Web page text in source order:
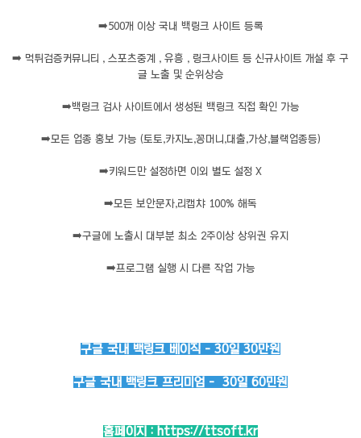
➡️500개 이상 국내 백링크 사이트 등록
➡️ 먹튀검증커뮤니티 , 스포츠중계 , 유흥 , 링크사이트 등 신규사이트 개설 후 구
글 노출 및 순위상승
➡️백링크 검사 사이트에서 생성된 백링크 직접 확인 가능
➡️모든 업종 홍보 가능 (토토,카지노,꽁머니,대출,가상,블랙업종등)
➡️키워드만 설정하면 이외 별도 설정 X
➡️모든 보안문자,리캡챠 100% 해독
➡️구글에 노출시 대부분 최소 2주이상 상위권 유지
➡️프로그램 실행 시 다른 작업 가능
구글 국내 백링크 베이직 - 30일 30만원
구글 국내 백링크 프리미엄 - 30일 60민원
홈페이지 : https://ttsoft.kr